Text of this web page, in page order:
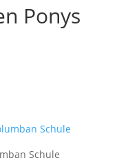
Ponys
Schule